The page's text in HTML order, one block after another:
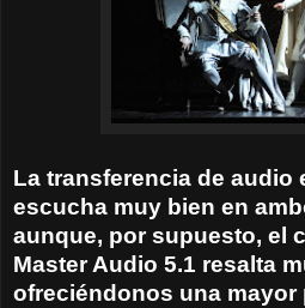
La transferencia de audio
escucha muy bien en
aunque, por supuesto, el
Master Audio 5.1 resalta
ofreciéndonos una